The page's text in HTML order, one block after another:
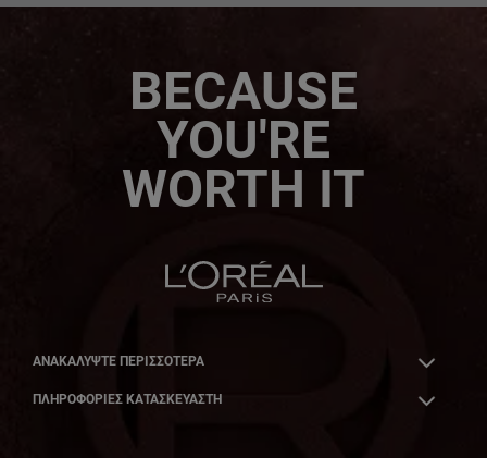
BECAUSE
YOU'RE
WORTH IT
ΑΝΑΚΑΛΎΨΤΕ ΠΕΡΙΣΣΌΤΕΡΑ
ΠΛΗΡΟΦΟΡΙΕΣ ΚΑΤΑΣΚΕΥΑΣΤΗ